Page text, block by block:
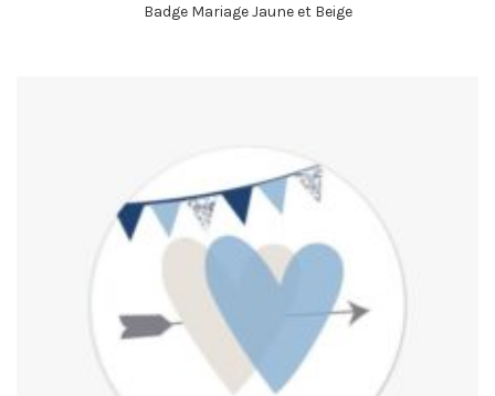
Badge Mariage Jaune et Beige